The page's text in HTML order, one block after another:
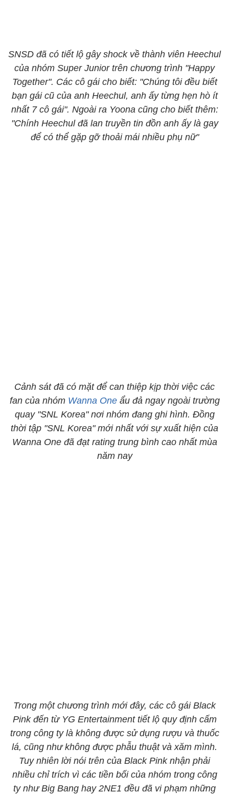
SNSD đã có tiết lộ gây shock về thành viên Heechul
của nhóm Super Junior trên chương trình "Happy
Together". Các cô gái cho biết: "Chúng tôi đều biết
bạn gái cũ của anh Heechul, anh ấy từng hẹn hò ít
nhất 7 cô gái". Ngoài ra Yoona cũng cho biết thêm:
"Chính Heechul đã lan truyền tin đồn anh ấy là gay
để có thể gặp gỡ thoải mái nhiều phụ nữ"
Cảnh sát đã có mặt để can thiệp kịp thời việc các
fan của nhóm Wanna Oneẩu đả ngay ngoài trường
quay "SNL Korea" nơi nhóm đang ghi hình. Đồng
thời tập "SNL Korea" mới nhất với sự xuất hiện của
Wanna One đã đạt rating trung bình cao nhất mùa
năm nay
Trong một chương trình mới đây, các cô gái Black
Pink đến từ YG Entertainment tiết lộ quy định cấm
trong công ty là không được sử dụng rượu và thuốc
lá, cũng như không được phẫu thuật và xăm mình.
Tuy nhiên lời nói trên của Black Pink nhận phải
nhiều chỉ trích vì các tiền bối của nhóm trong công
ty như Big Bang hay 2NE1 đều đã vi phạm những